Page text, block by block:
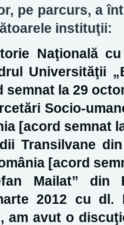
pe parcurs, a
instituţii:
Naţională
Universităţii
semnat la 29
Socio-
[acord semnat
Transilvane
[acord
Mailat” din
2012 cu dl.
am avut o